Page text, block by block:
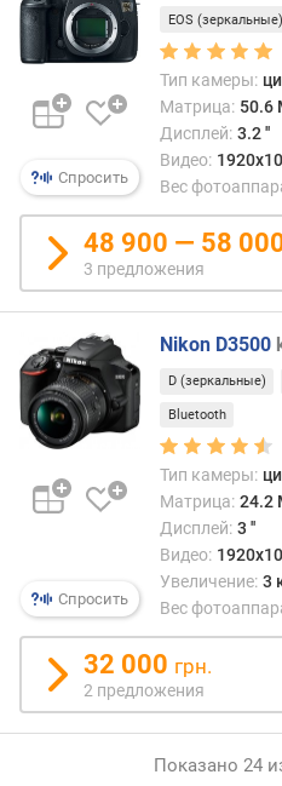
м
к
а
U
l
a
H
D
(
4
K
)
с
ъ
е
к
а
ш
е
K
Спросить
EOS (зеркальные)
Тип камеры:
Матрица: 50.6
Дисплей: 3.2 ''
Видео:
Вес
48 900 — 58
3 предложения
Спросить
Nikon D3500
D (зеркальные)
Bluetooth
Тип камеры:
Матрица: 24.2
Дисплей: 3 ''
Видео:
Увеличение: 3
Вес
32 000 грн.
2 предложения
Показано 24